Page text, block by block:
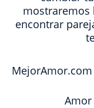
mostraremos
encontrar
Amor